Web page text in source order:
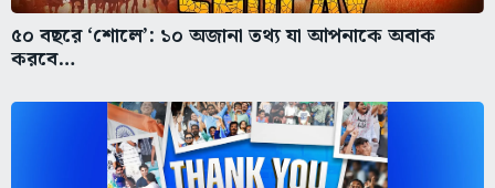
৫০ বছরে ‘শোলে’: ১০ অজানা তথ্য যা আপনাকে অবাক
করবে…